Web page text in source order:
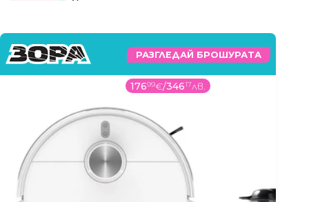
РАЗГЛЕДАЙ БРОШУРАТА
17699€/34617лв.